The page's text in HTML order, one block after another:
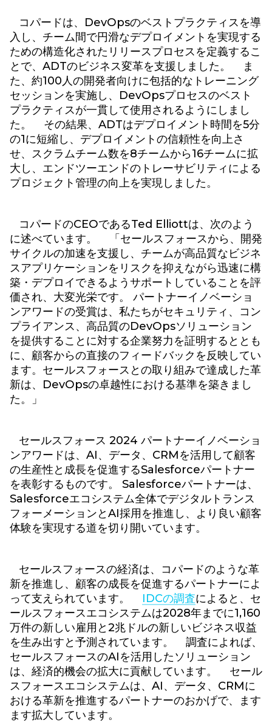
コパードは、DevOpsのベストプラクティスを導
入し、チーム間で円滑なデプロイメントを実現する
ための構造化されたリリースプロセスを定義するこ
とで、ADTのビジネス変革を支援しました。 ま
た、約100人の開発者向けに包括的なトレーニング
セッションを実施し、DevOpsプロセスのベスト
プラクティスが一貫して使用されるようにしまし
た。 その結果、ADTはデプロイメント時間を5分
の1に短縮し、デプロイメントの信頼性を向上さ
せ、スクラムチーム数を8チームから16チームに拡
大し、エンドツーエンドのトレーサビリティによる
プロジェクト管理の向上を実現しました。
コパードのCEOであるTed Elliottは、次のよう
に述べています。 「セールスフォースから、開発
サイクルの加速を支援し、チームが高品質なビジネ
スアプリケーションをリスクを抑えながら迅速に構
築・デプロイできるようサポートしていることを評
価され、大変光栄です。 パートナーイノベーショ
ンアワードの受賞は、私たちがセキュリティ、コン
プライアンス、高品質のDevOpsソリューション
を提供することに対する企業努力を証明するととも
に、顧客からの直接のフィードバックを反映してい
ます。セールスフォースとの取り組みで達成した革
新は、DevOpsの卓越性における基準を築きまし
た。」
セールスフォース 2024 パートナーイノベーショ
ンアワードは、AI、データ、CRMを活用して顧客
の生産性と成長を促進するSalesforceパートナー
を表彰するものです。 Salesforceパートナーは、
Salesforceエコシステム全体でデジタルトランス
フォーメーションとAI採用を推進し、より良い顧客
体験を実現する道を切り開いています。
セールスフォースの経済は、コパードのような革
新を推進し、顧客の成長を促進するパートナーによ
って支えられています。 IDCの調査によると、セ
ールスフォースエコシステムは2028年までに1,160
万件の新しい雇用と2兆ドルの新しいビジネス収益
を生み出すと予測されています。 調査によれば、
セールスフォースのAIを活用したソリューション
は、経済的機会の拡大に貢献しています。 セール
スフォースエコシステムは、AI、データ、CRMに
おける革新を推進するパートナーのおかげで、ます
ます拡大しています。